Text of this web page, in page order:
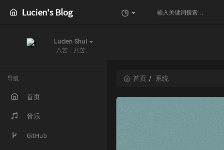
Lucien's Blog
Lucien Shui
八苦，八苦。
导航
首页
音乐
GitHub
首页 系统